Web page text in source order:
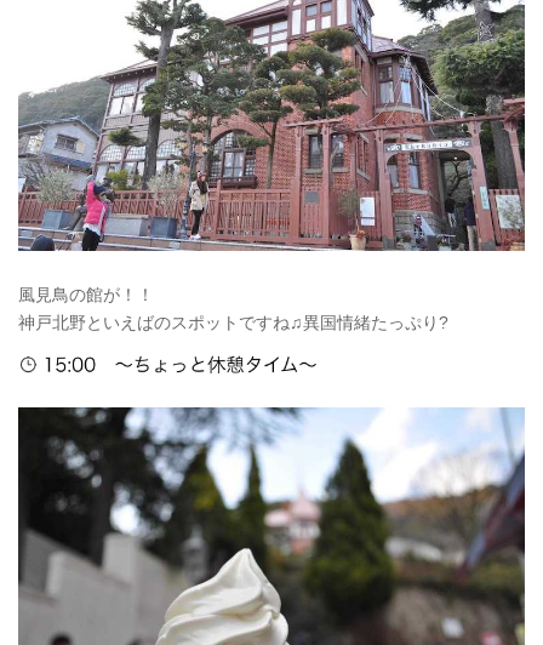
風見鳥の館が！！
神戸北野といえばのスポットですね♫異国情緒たっぷり?